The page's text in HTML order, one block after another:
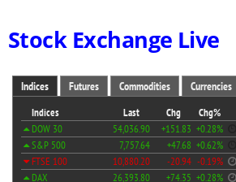
Stock Exchange Live